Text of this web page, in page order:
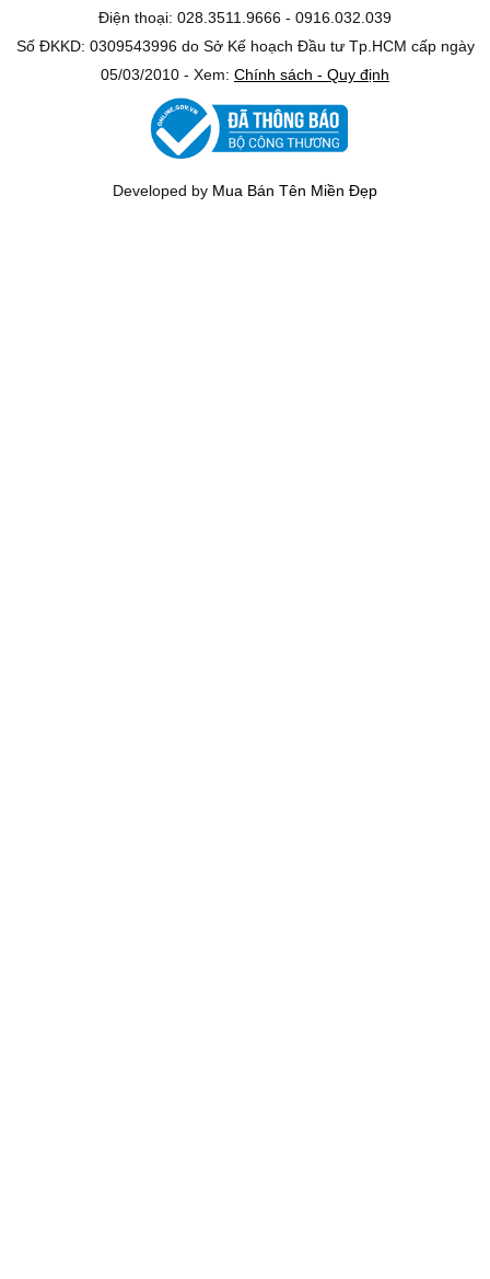
Điện thoại: 028.3511.9666 - 0916.032.039
Số ĐKKD: 0309543996 do Sở Kế hoạch Đầu tư Tp.HCM cấp ngày
05/03/2010 - Xem: Chính sách - Quy định
Developed by Mua Bán Tên Miền Đẹp